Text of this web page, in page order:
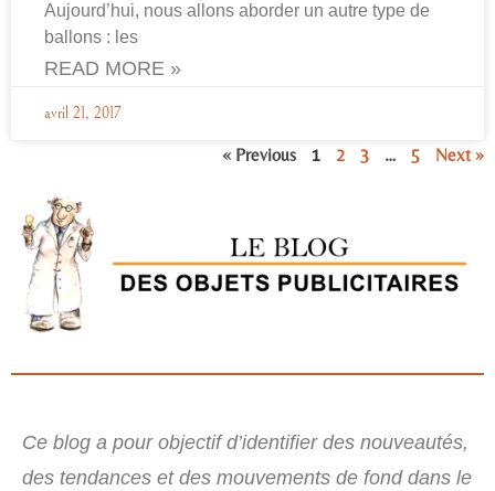
Aujourd’hui, nous allons aborder un autre type de
ballons : les
READ MORE »
avril 21, 2017
« Previous 1 2 3 … 5 Next »
Ce blog a pour objectif d’identifier des nouveautés,
des tendances et des mouvements de fond dans le